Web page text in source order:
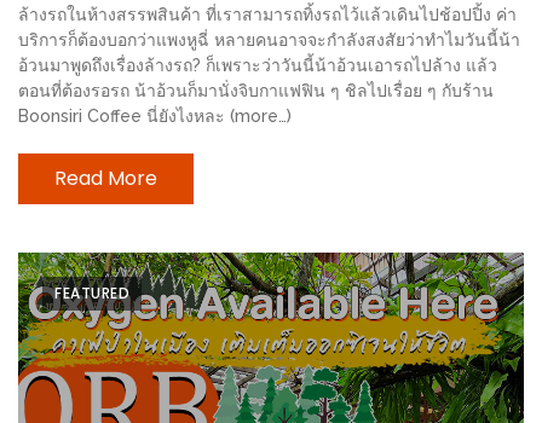
แจก
ฟรี
LINE
GIFTCODE!
ลายแทง
ความ
ทั่ว
เชียงใหม่
ลุ้น
บัตร
ล้างรถในห้างสรรพสินค้า ที่เราสามารถทิ้งรถไว้แล้วเดินไปช้อปปิ้ง ค่า
บริการก็ต้องบอกว่าแพงหูฉี่ หลายคนอาจจะกำลังสงสัยว่าทำไมวันนี้น้า
อ้วนมาพูดถึงเรื่องล้างรถ? ก็เพราะว่าวันนี้น้าอ้วนเอารถไปล้าง แล้ว
ตอนที่ต้องรอรถ น้าอ้วนก็มานั่งจิบกาแฟฟิน ๆ ชิลไปเรื่อย ๆ กับร้าน
Boonsiri Coffee นี่ยังไงหละ (more…)
Read More
FEATURED